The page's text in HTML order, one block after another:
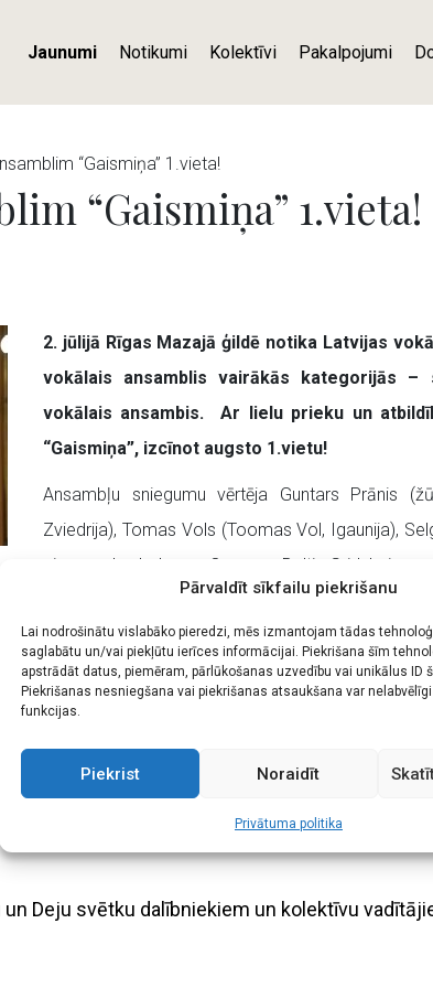
Pārvaldīt sīkfailu piekrišanu
Lai nodrošinātu vislabāko pieredzi, mēs izmantojam tādas
saglabātu un/vai piekļūtu ierīces informācijai. Piekrišana šīm
apstrādāt datus, piemēram, pārlūkošanas uzvedību vai unikālus ID
Piekrišanas nesniegšana vai piekrišanas atsaukšana var
funkcijas.
Piekrist Noraidīt
Privātuma politika
Jaunumi Notikumi Kolektīvi Pakalpojumi
“Gaismiņa” 1.vieta!
“Gaismiņa” 1.vieta!
2. jūlijā Rīgas Mazajā ģildē notika Latvijas
vokālais ansamblis vairākās kategorijās –
vokālais ansambis. Ar lielu prieku un
“Gaismiņa”, izcīnot augsto 1.vietu!
Ansambļu sniegumu vērtēja Guntars Prānis
Zviedrija), Tomas Vols (Toomas Vol, Igaunija),
eiro naudas balvu no Conexus Baltic Grid,
(vadītājas Ieva Dreimane, Dzintra Orba)
apvienības Kultūras un atpūtas centra “Imanta”
vokālā grupa ĒRA vadītāja Dita Tomsone)
„Kuldīgas kultūras centrs” sieviešu vokālais
Deju svētku dalībniekiem un kolektīvu